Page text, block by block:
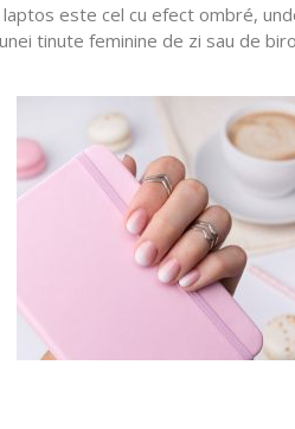
este cel cu efect ombré,
tinute feminine de zi sau de